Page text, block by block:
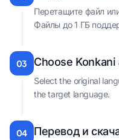
Перетащите файл
Файлы до 1 ГБ
03 Choose
Select the original
the target language.
04 Перевод и